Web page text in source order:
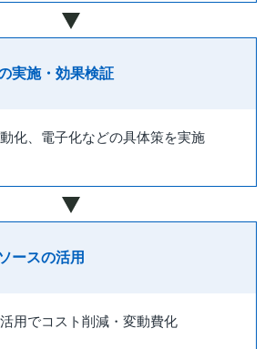
実施・効果検証
化、電子化などの具体策を実施
ースの活用
用でコスト削減・変動費化